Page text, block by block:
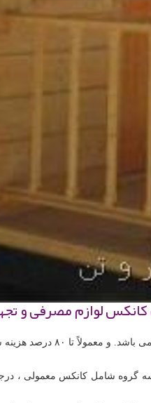
لوازم مصرفی و
قیمت کانکس به عوامل بسیاری
گروه شامل کانکس معمولی ،